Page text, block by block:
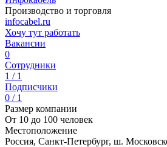
Производство и торговля
infocabel.ru
Хочу тут работать
Вакансии
0
Сотрудники
1 / 1
Подписчики
0 / 1
Размер компании
От 10 до 100 человек
Местоположение
Россия, Санкт-Петербург, ш.